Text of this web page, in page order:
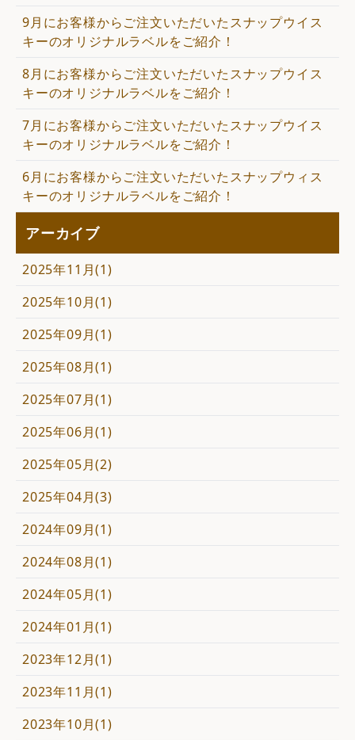
9月にお客様からご注文いただいたスナップウイス
キーのオリジナルラベルをご紹介！
8月にお客様からご注文いただいたスナップウイス
キーのオリジナルラベルをご紹介！
7月にお客様からご注文いただいたスナップウイス
キーのオリジナルラベルをご紹介！
6月にお客様からご注文いただいたスナップウィス
キーのオリジナルラベルをご紹介！
アーカイブ
2025年11月(1)
2025年10月(1)
2025年09月(1)
2025年08月(1)
2025年07月(1)
2025年06月(1)
2025年05月(2)
2025年04月(3)
2024年09月(1)
2024年08月(1)
2024年05月(1)
2024年01月(1)
2023年12月(1)
2023年11月(1)
2023年10月(1)